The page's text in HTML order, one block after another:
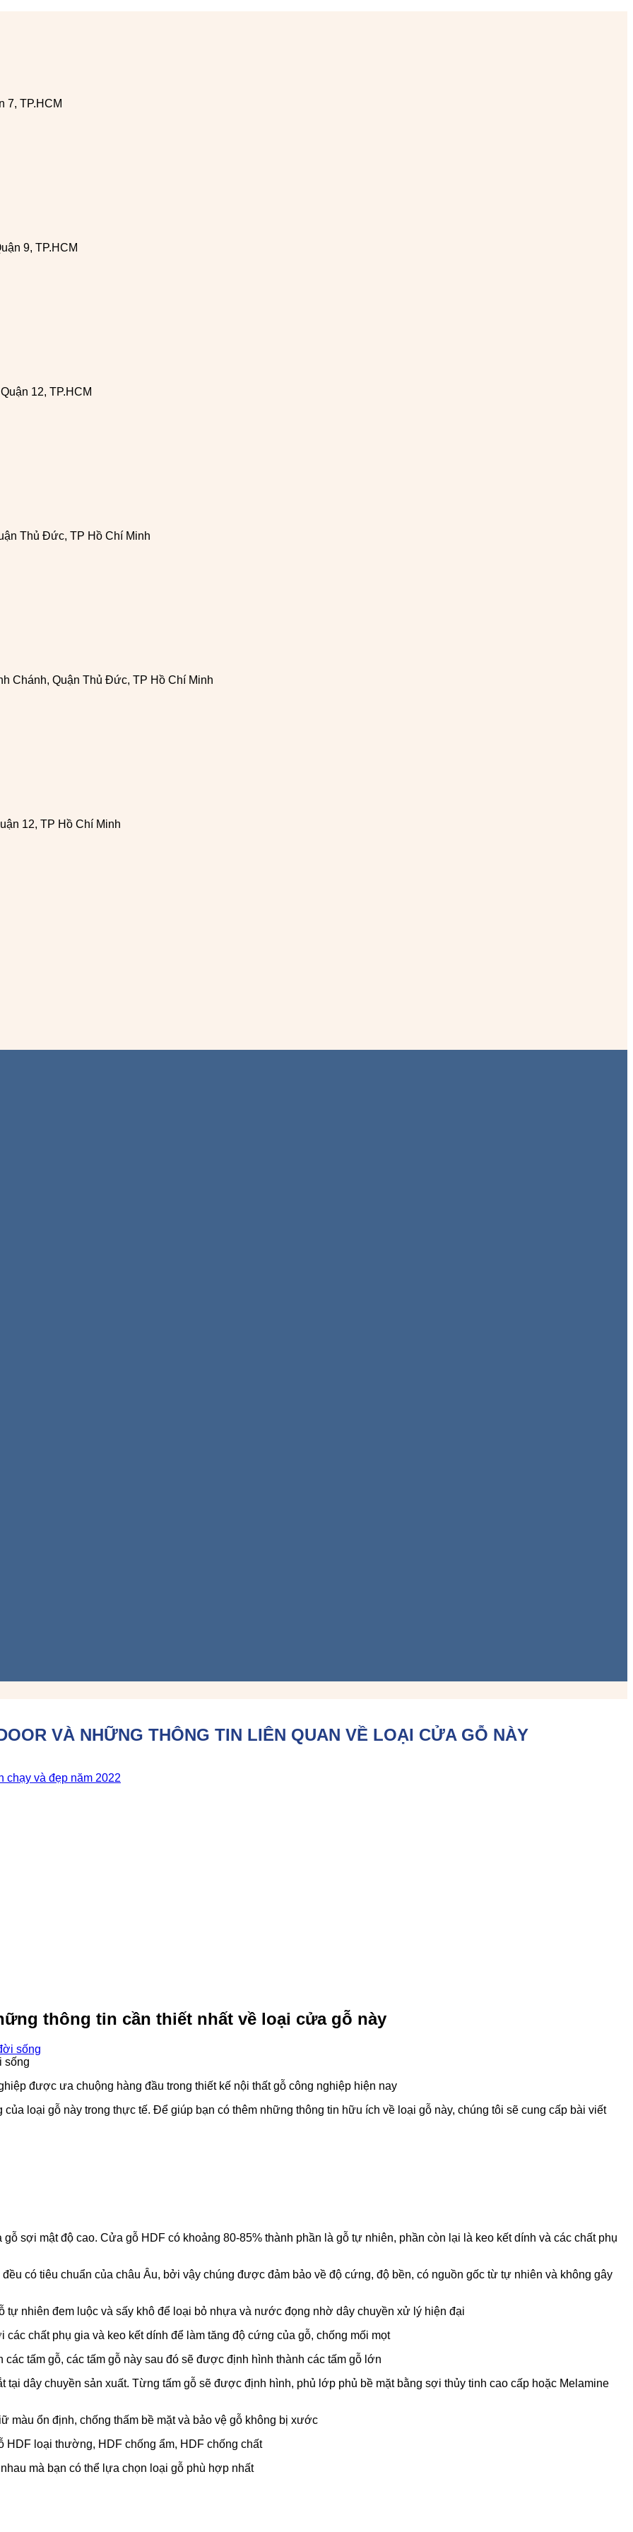
7, TP.HCM
9, TP.HCM
12, TP.HCM
Thủ Đức, TP Hồ Chí Minh
Chánh, Quận Thủ Đức, TP Hồ Chí Minh
12, TP Hồ Chí Minh
VÀ NHỮNG THÔNG TIN LIÊN QUAN VỀ LOẠI CỬA GỖ NÀY
thông tin cần thiết nhất về loại cửa gỗ này
sống
được ưa chuộng hàng đầu trong thiết kế nội thất gỗ công nghiệp hiện nay
loại gỗ này trong thực tế. Để giúp bạn có thêm những thông tin hữu ích về loại gỗ này, chúng tôi sẽ cung cấp bài viết
sợi mật độ cao. Cửa gỗ HDF có khoảng 80-85% thành phần là gỗ tự nhiên, phần còn lại là keo kết dính và các chất phụ
có tiêu chuẩn của châu Âu, bởi vậy chúng được đảm bảo về độ cứng, độ bền, có nguồn gốc từ tự nhiên và không gây
tự nhiên đem luộc và sấy khô để loại bỏ nhựa và nước đọng nhờ dây chuyền xử lý hiện đại
chất phụ gia và keo kết dính để làm tăng độ cứng của gỗ, chống mối mọt
tấm gỗ, các tấm gỗ này sau đó sẽ được định hình thành các tấm gỗ lớn
dây chuyền sản xuất. Từng tấm gỗ sẽ được định hình, phủ lớp phủ bề mặt bằng sợi thủy tinh cao cấp hoặc Melamine
màu ổn định, chống thấm bề mặt và bảo vệ gỗ không bị xước
HDF loại thường, HDF chống ẩm, HDF chống chất
mà bạn có thể lựa chọn loại gỗ phù hợp nhất